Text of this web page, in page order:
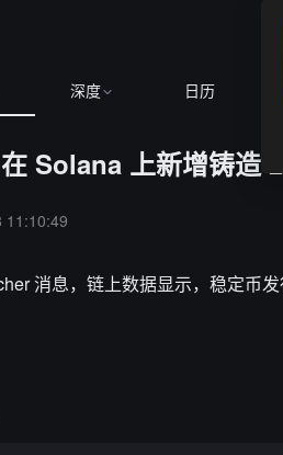
深度 日历
Solana 上新增铸造
11:10:49
消息，链上数据显示，稳定币